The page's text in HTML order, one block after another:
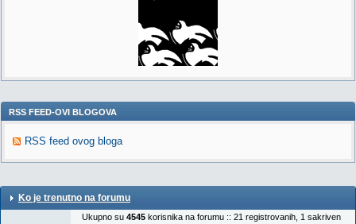
RSS FEED-OVI BLOGOVA
RSS feed ovog bloga
Ko je trenutno na forumu
Ukupno su 4545 korisnika na forumu :: 21 registrovanih, 1 sakriven